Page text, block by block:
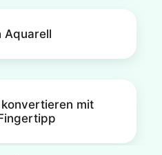
Aquarell
konvertieren mit